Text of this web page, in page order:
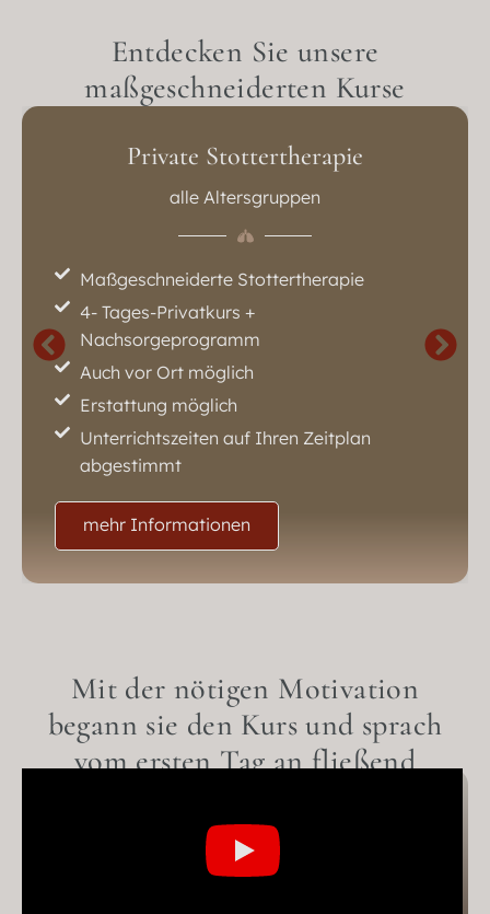
Entdecken Sie unsere
maßgeschneiderten Kurse
Private Stottertherapie
alle Altersgruppen
Maßgeschneiderte Stottertherapie
4- Tages-Privatkurs +
Nachsorgeprogramm
Auch vor Ort möglich
Erstattung möglich
Unterrichtszeiten auf Ihren Zeitplan
abgestimmt
mehr Informationen
Mit der nötigen Motivation
begann sie den Kurs und sprach
vom ersten Tag an fließend